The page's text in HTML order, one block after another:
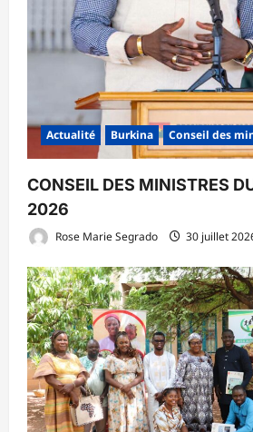
Actualité Burkina Conseil des
CONSEIL DES MINISTRES
2026
Rose Marie Segrado 30 juillet